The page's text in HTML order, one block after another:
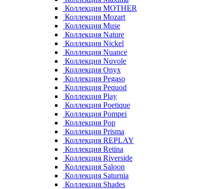
Коллекция MOTHER
Коллекция Mozart
Коллекция Muse
Коллекция Nature
Коллекция Nickel
Коллекция Nuance
Коллекция Nuvole
Коллекция Onyx
Коллекция Pegaso
Коллекция Pequod
Коллекция Play
Коллекция Poetique
Коллекция Pompei
Коллекция Pop
Коллекция Prisma
Коллекция REPLAY
Коллекция Retina
Коллекция Riverside
Коллекция Saloon
Коллекция Saturnia
Коллекция Shades